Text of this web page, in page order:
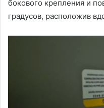
бокового крепления и
градусов, расположив